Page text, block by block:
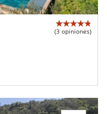
(3 opiniones)